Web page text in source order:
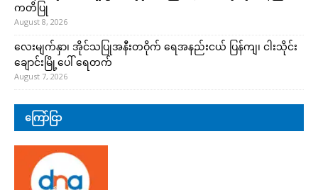
ကတိပြု
August 8, 2026
လေးမျက်နှာ၊ အိုင်သပြုအနီးတဝိုက် ရေအနည်းငယ် ပြန်ကျ၊ ငါးသိုင်း
ချောင်းမြို့ပေါ် ရေတက်
August 7, 2026
ကြော်ငြာ